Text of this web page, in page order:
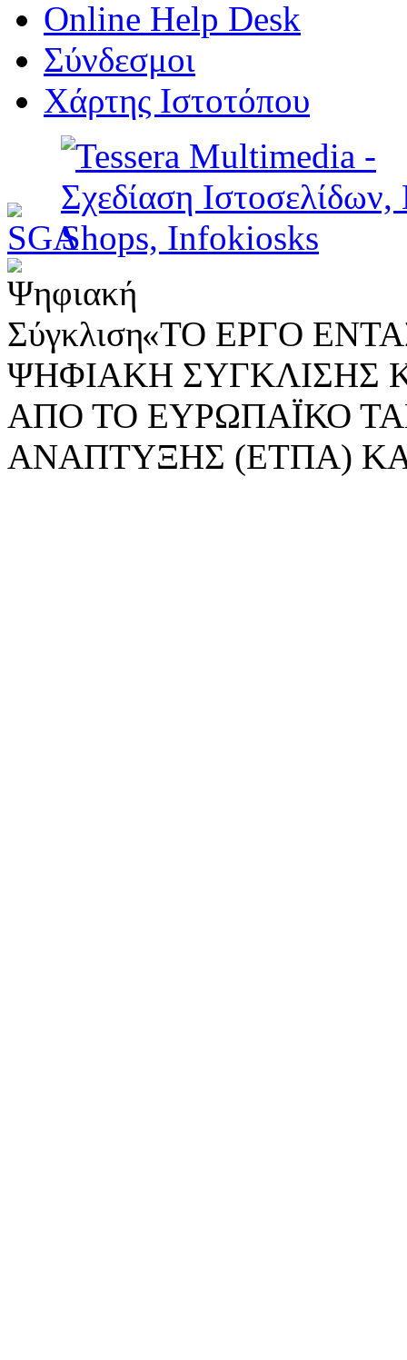
Online Help Desk
Σύνδεσμοι
Χάρτης Ιστοτόπου
«ΤΟ ΕΡΓΟ
ΨΗΦΙΑΚΗ ΣΥΓΚΛΙΣΗΣ
ΑΠΟ ΤΟ ΕΥΡΩΠΑΪΚΟ
ΑΝΑΠΤΥΞΗΣ (ΕΤΠΑ)